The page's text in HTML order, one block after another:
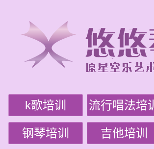
k歌培训 流行唱法培训
钢琴培训 吉他培训